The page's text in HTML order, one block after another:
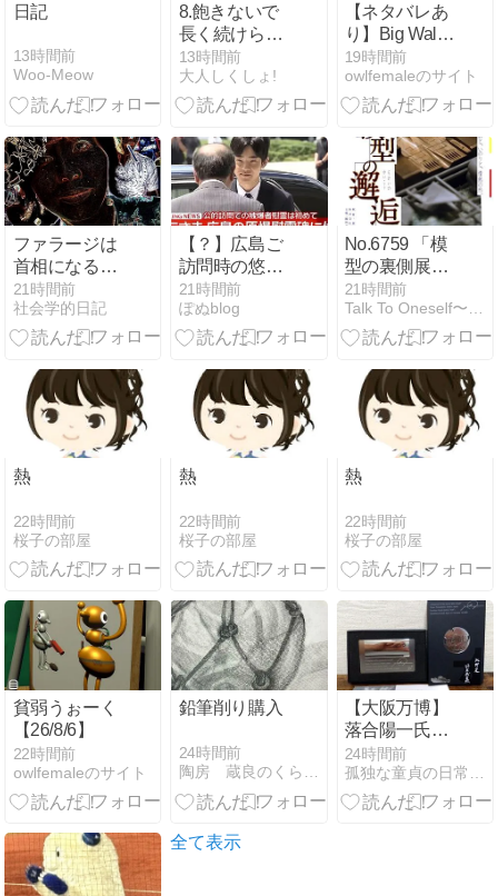
日記
13時間前
Woo-Meow
8.飽きないで
長く続けられ
のも才能のう
ち
13時間前
大人しくしょ!
【ネタバレあ
り】Big Walk
を全実績まで
遊んでの感想
【26/8/8】
19時間前
owlfemaleのサイト
ファラージは
首相になるの
か問題
21時間前
社会学的日記
【？】広島ご
訪問時の悠仁
様の県民お出
迎えが変…
21時間前
ぽぬblog
No.6759 「模
型の裏側展」
後期企画「模
型の邂逅」展
へ行っ
2026/8/8
21時間前
Talk To Oneself〜マウスのひとりごと〜
熱
22時間前
桜子の部屋
熱
22時間前
桜子の部屋
熱
22時間前
桜子の部屋
貧弱うぉーく
【26/8/6】
22時間前
owlfemaleのサイト
鉛筆削り購入
24時間前
【大阪万博】
落合陽一氏
「null2のカケ
ラ」が到着！
通期パスで20
24時間前
全て表示